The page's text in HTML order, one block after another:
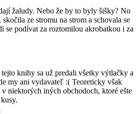
žaludy. Nebo že by to byly šišky? No
ze stromu na strom a schovala se
se podívat za roztomilou akrobatkou i za
knihy sa už predali všetky výtlačky a
my ani vydavateľ :( Teoreticky však
niektorých iných obchodoch, ktoré ešte